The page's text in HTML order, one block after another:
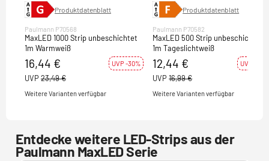
Produktdatenblatt
Paulmann P70568
MaxLED 1000 Strip unbeschichtet
1m Warmweiß
16,44 € UVP -30%
UVP 23,49 €
Weitere Varianten verfügbar
Produktdatenblatt
Paulmann P70582
MaxLED 500 Strip unbeschichtet
1m Tageslichtweiß
12,44 € UVP -27%
UVP 16,99 €
Weitere Varianten verfügbar
Entdecke weitere LED-Strips aus der
Paulmann MaxLED Serie